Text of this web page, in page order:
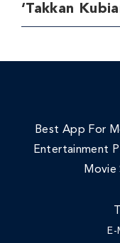
‘Takkan
Best App For
Entertainment
Movie
E-